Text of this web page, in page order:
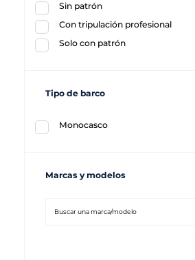
Sin patrón
Con tripulación profesional
Solo con patrón
Tipo de barco
Monocasco
Marcas y modelos